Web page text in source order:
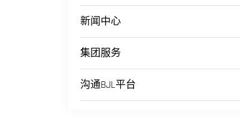
新闻中心
集团服务
沟通BJL平台